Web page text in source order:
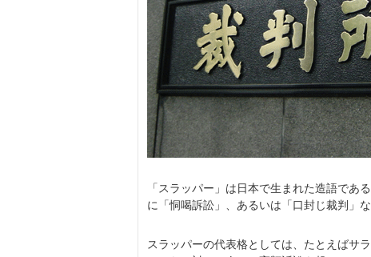
「スラッパー」は日本で生まれた造語であ
に「恫喝訴訟」、あるいは「口封じ裁判」
スラッパーの代表格としては、たとえばサ